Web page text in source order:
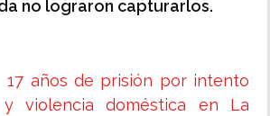
no lograron capturarlos.
17 años de prisión por intento
violencia doméstica en La